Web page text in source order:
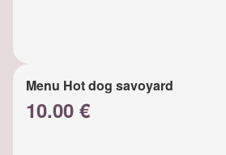
Menu Hot dog savoyard
10.00 €